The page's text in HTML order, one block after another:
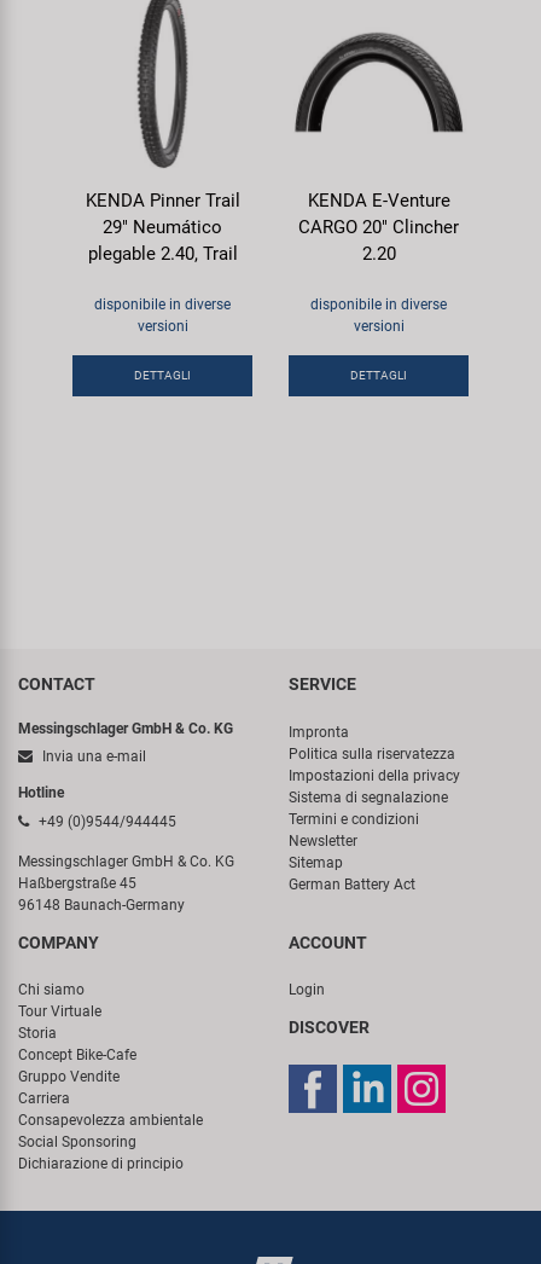
KENDA Pinner Trail
29" Neumático
plegable 2.40, Trail
disponibile in diverse
versioni
DETTAGLI
KENDA E-Venture
CARGO 20" Clincher
2.20
disponibile in diverse
versioni
DETTAGLI
CONTACT
Messingschlager GmbH & Co. KG
Invia una e-mail
Hotline
+49 (0)9544/944445
Messingschlager GmbH & Co. KG
Haßbergstraße 45
96148 Baunach-Germany
SERVICE
Impronta
Politica sulla riservatezza
Impostazioni della privacy
Sistema di segnalazione
Termini e condizioni
Newsletter
Sitemap
German Battery Act
COMPANY
Chi siamo
Tour Virtuale
Storia
Concept Bike-Cafe
Gruppo Vendite
Carriera
Consapevolezza ambientale
Social Sponsoring
Dichiarazione di principio
ACCOUNT
Login
DISCOVER